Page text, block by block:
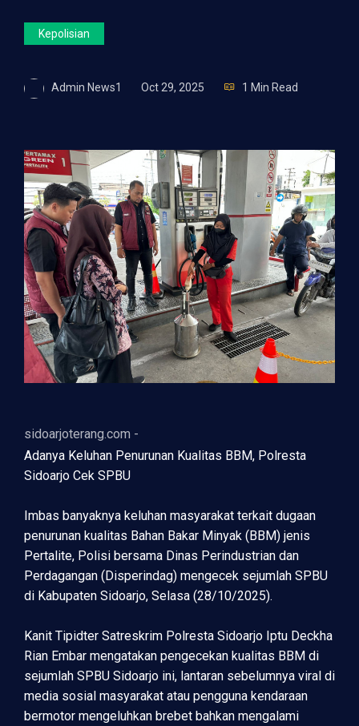
Kepolisian
Admin News1 Oct 29, 2025 1 Min Read
sidoarjoterang.com -
Adanya Keluhan Penurunan Kualitas BBM, Polresta
Sidoarjo Cek SPBU
Imbas banyaknya keluhan masyarakat terkait dugaan
penurunan kualitas Bahan Bakar Minyak (BBM) jenis
Pertalite, Polisi bersama Dinas Perindustrian dan
Perdagangan (Disperindag) mengecek sejumlah SPBU
di Kabupaten Sidoarjo, Selasa (28/10/2025).
Kanit Tipidter Satreskrim Polresta Sidoarjo Iptu Deckha
Rian Embar mengatakan pengecekan kualitas BBM di
sejumlah SPBU Sidoarjo ini, lantaran sebelumnya viral di
media sosial masyarakat atau pengguna kendaraan
bermotor mengeluhkan brebet bahkan mengalami